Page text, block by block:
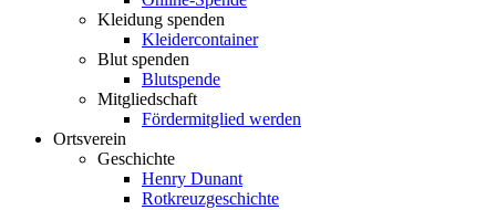
Kleidung spenden
Kleidercontainer
Blut spenden
Blutspende
Mitgliedschaft
Fördermitglied werden
Ortsverein
Geschichte
Henry Dunant
Rotkreuzgeschichte